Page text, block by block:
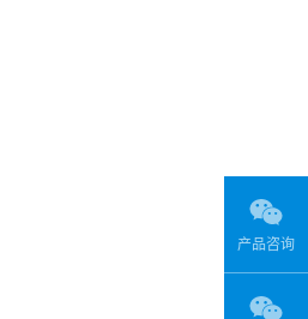
产品咨询